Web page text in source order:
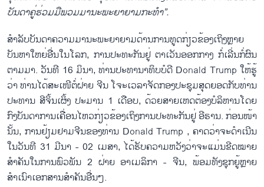
ບັນດາຄູ່ຮ່ວມມືພວມມານະພະຍາຍາມກະທຳ”.
ສຳລັບບັນດາຄວາມມານະພະຍາຍາມດ້ານການທູດກ່ຽວຂ້ອງເຖິງຫຼາຍ
ບັນຫາໃຫຍ່ອື່ນໃນໂລກ, ການປະທະກັນຢູ່ ຕາເວັນອອກກາງ ກໍ່ເລີ່ນກໍ່ຜົນ
ຕາມມາ. ວັນທີ 16 ມິນາ, ທ່ານປະທານາທິບບໍດີ Donald Trump ໃຫ້ຮູ້
ວ່າ ທ່ານໄດ້ສະເໜີຕໍ່ຝ່າຍ ຈີນ ໂຈະເວລາຈັດກອງປະຊຸມສຸດຍອດກັບທ່ານ
ປະທານ ສີຈິ້ນເຜິ້ງ ປະມານ 1 ເດືອບ, ດ້ວຍສາຍເຫດຕ້ອງບໍລິຫານໂດຍ
ກົງບັນດາການເຄື່ອນໄຫວກ່ຽວຂ້ອງເຖິງການປະທະກັນຢູ່ ອີຣານ. ກ່ອນໜ້າ
ນັ້ນ, ການຢ້ຽມຢາມຈີນຂອງທ່ານ Donald Trump , ຄາດວ່າຈະດຳເນີນ
ໃນວັນທີ 31 ມີນາ - 02 ເມສາ, ໄດ້ຮັບຄວາມຫວັງວ່າຈະແມ່ນຂີດໝາຍ
ສຳຄັນໃນການພົວພັນ 2 ຝ່າຍ ອາເມລິກາ - ຈີນ, ພ້ອມທັງຊຸກຍູ້ຫຼາຍ
ສຳເນົາເອກສານສຳຄັນອື່ນໆ.